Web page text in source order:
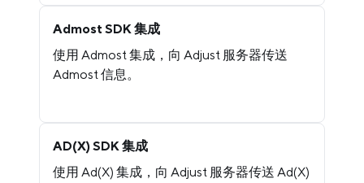
Admost SDK 集成
使用 Admost 集成，向 Adjust 服务器传送
Admost 信息。
AD(X) SDK 集成
使用 Ad(X) 集成，向 Adjust 服务器传送 Ad(X)